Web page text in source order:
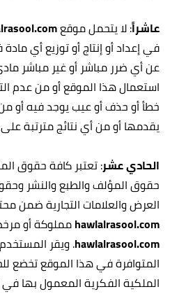
عاشراً: لا يتحمل موقع
في إعداد أو إنتاج أو توزيع أي
عن أي ضرر مباشر أو غير مباشر
استعمال هذا الموقع أو من عدم
خطأ أو حذف أو عيب يوجد فيه أو
يقدمها أو من أي نتائج مترتبة
الحادي عشر: تعتبر كافة حقوق
حقوق المؤلف والطبع والنشر
العرض والعلامات التجارية ضمن
hawlalrasool.comمملوكة أو
hawlalrasool.com. ويقر
المتوافرة في هذا الموقع تخضع
الملكية الفكرية المعمول بها في